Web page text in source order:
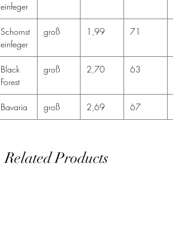
einfeger
Schornst
einfeger
groß 1,99 71
Black
Forest
groß 2,70 63
Bavaria groß 2,69 67
Related Products